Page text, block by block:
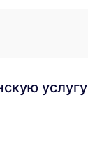
услугу